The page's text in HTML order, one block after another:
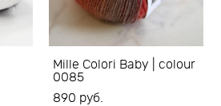
Mille Colori Baby | colour
0085
890 pуб.